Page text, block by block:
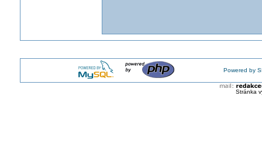
Powered by
Stránka